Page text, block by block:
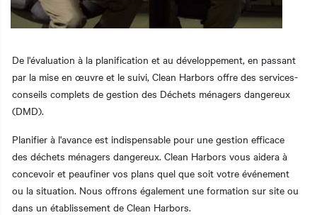
De l'évaluation à la planification et au développement, en passant
par la mise en œuvre et le suivi, Clean Harbors offre des services-
conseils complets de gestion des Déchets ménagers dangereux
(DMD).
Planifier à l'avance est indispensable pour une gestion efficace
des déchets ménagers dangereux. Clean Harbors vous aidera à
concevoir et peaufiner vos plans quel que soit votre événement
ou la situation. Nous offrons également une formation sur site ou
dans un établissement de Clean Harbors.